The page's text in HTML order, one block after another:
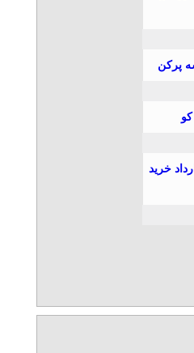
پرکن
خرید